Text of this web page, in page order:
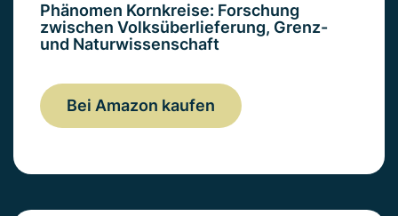
Phänomen Kornkreise: Forschung
zwischen Volksüberlieferung, Grenz-
und Naturwissenschaft
Bei Amazon kaufen